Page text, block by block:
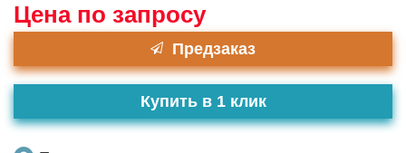
Цена по запросу
Предзаказ
Купить в 1 клик